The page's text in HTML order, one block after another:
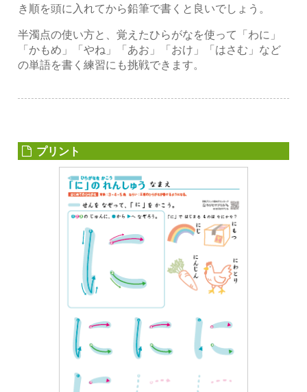
き順を頭に入れてから鉛筆で書くと良いでしょう。
半濁点の使い方と、覚えたひらがなを使って「わに」
「かもめ」「やね」「あお」「おけ」「はさむ」など
の単語を書く練習にも挑戦できます。
プリント